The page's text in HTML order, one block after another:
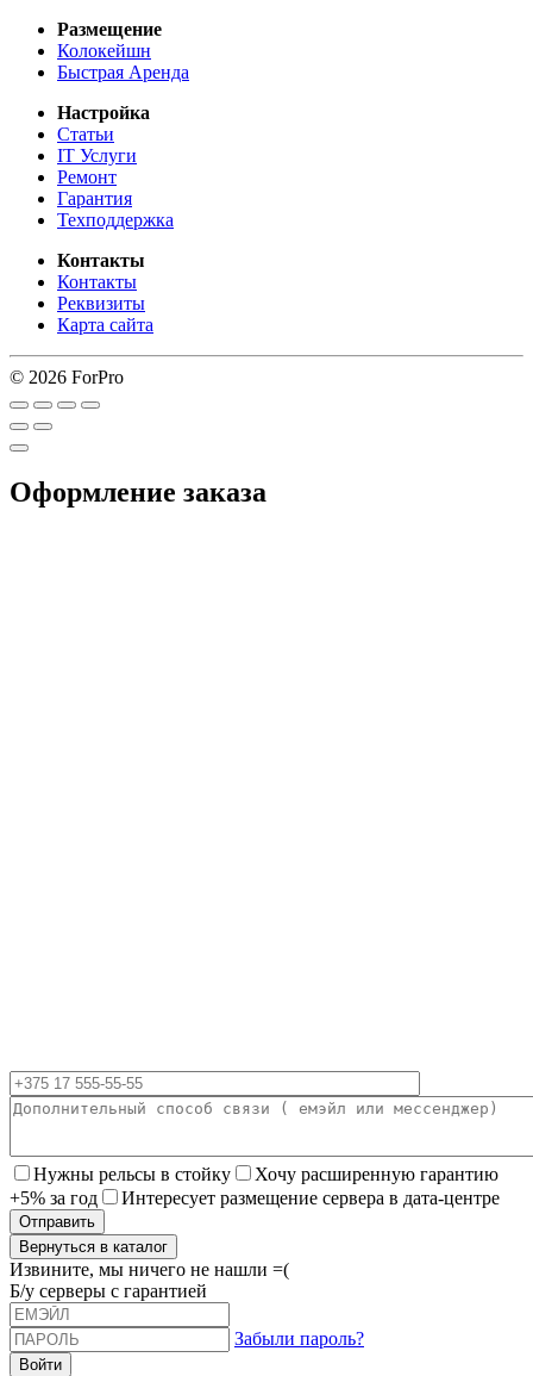
Размещение
Колокейшн
Быстрая Аренда
Настройка
Статьи
IT Услуги
Ремонт
Гарантия
Техподдержка
Контакты
Контакты
Реквизиты
Карта сайта
© 2026 ForPro
Оформление заказа
Нужны рельсы в стойку
Хочу расширенную гарантию
+5% за год
Интересует размещение сервера в дата-центре
Вернуться в каталог
Извините, мы ничего не нашли =(
Б/у серверы с гарантией
Забыли пароль?